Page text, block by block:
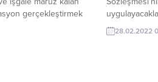
gerçekleştirmek
Suriye'nin
saygı
soru üzerine
28.02.2022